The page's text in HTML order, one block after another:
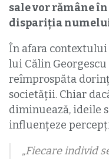
sale vor rămâne
dispariția
În afara
lui Călin Georgescu
reîmprospăta
societății. Chiar
diminuează, ideile
influențeze
„Fiecare individ